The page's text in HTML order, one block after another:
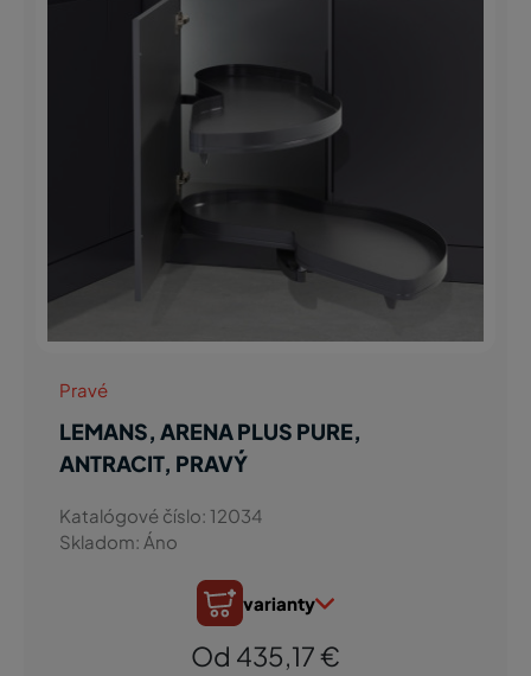
Pravé
LEMANS, ARENA PLUS PURE,
ANTRACIT, PRAVÝ
Katalógové číslo: 12034
Skladom: Áno
varianty
Od 435,17 €